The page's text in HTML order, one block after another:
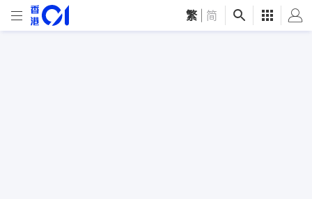
繁 简